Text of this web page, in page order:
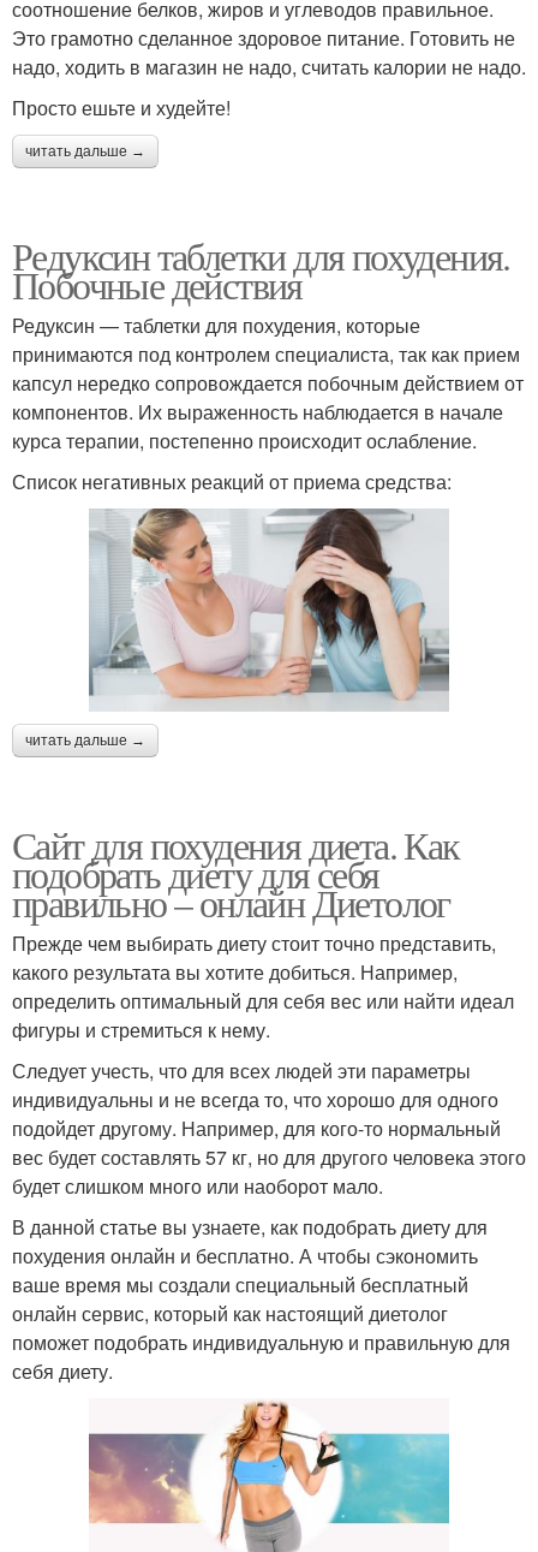
соотношение белков, жиров и углеводов правильное.
Это грамотно сделанное здоровое питание. Готовить не
надо, ходить в магазин не надо, считать калории не надо.
Просто ешьте и худейте!
читать дальше →
Редуксин таблетки для похудения.
Побочные действия
Редуксин — таблетки для похудения, которые
принимаются под контролем специалиста, так как прием
капсул нередко сопровождается побочным действием от
компонентов. Их выраженность наблюдается в начале
курса терапии, постепенно происходит ослабление.
Список негативных реакций от приема средства:
читать дальше →
Сайт для похудения диета. Как
подобрать диету для себя
правильно – онлайн Диетолог
Прежде чем выбирать диету стоит точно представить,
какого результата вы хотите добиться. Например,
определить оптимальный для себя вес или найти идеал
фигуры и стремиться к нему.
Следует учесть, что для всех людей эти параметры
индивидуальны и не всегда то, что хорошо для одного
подойдет другому. Например, для кого-то нормальный
вес будет составлять 57 кг, но для другого человека этого
будет слишком много или наоборот мало.
В данной статье вы узнаете, как подобрать диету для
похудения онлайн и бесплатно. А чтобы сэкономить
ваше время мы создали специальный бесплатный
онлайн сервис, который как настоящий диетолог
поможет подобрать индивидуальную и правильную для
себя диету.